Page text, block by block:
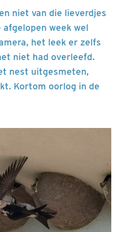
niet van die lieverdjes
afgelopen week wel
het leek er zelfs
niet had overleefd.
nest uitgesmeten,
Kortom oorlog in de